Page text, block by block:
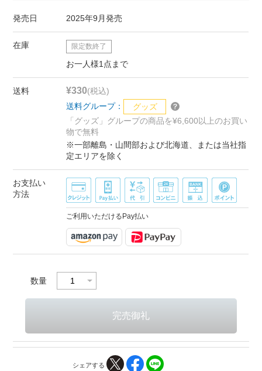
発売日 2025年9月発売
在庫 限定数終了
お一人様1点まで
送料 ¥330(税込)
送料グループ：
グッズ
「グッズ」グループの商品を¥6,600以上のお買い
物で無料
※一部離島・山間部および北海道、または当社指
定エリアを除く
お支払い
方法
ご利用いただけるPay払い
数量
シェアする